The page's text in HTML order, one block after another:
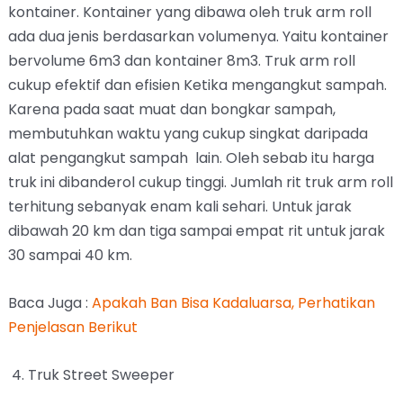
kontainer. Kontainer yang dibawa oleh truk arm roll
ada dua jenis berdasarkan volumenya. Yaitu kontainer
bervolume 6m3 dan kontainer 8m3. Truk arm roll
cukup efektif dan efisien Ketika mengangkut sampah.
Karena pada saat muat dan bongkar sampah,
membutuhkan waktu yang cukup singkat daripada
alat pengangkut sampah lain. Oleh sebab itu harga
truk ini dibanderol cukup tinggi. Jumlah rit truk arm roll
terhitung sebanyak enam kali sehari. Untuk jarak
dibawah 20 km dan tiga sampai empat rit untuk jarak
30 sampai 40 km.
Baca Juga : Apakah Ban Bisa Kadaluarsa, Perhatikan
Penjelasan Berikut
4. Truk Street Sweeper